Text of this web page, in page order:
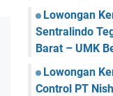
Lowongan
Sentralindo
Barat – UMK
Lowongan
Control PT